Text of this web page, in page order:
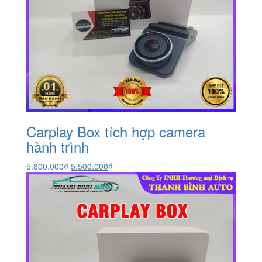
Carplay Box tích hợp camera
hành trình
5.800.000₫ Giá
gốc
là:
5.800.000₫.
5.500.000₫Giá
hiện
tại
là:
5.500.000₫.